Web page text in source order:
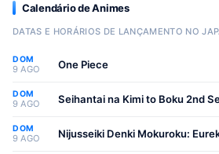
Calendário de Animes
DATAS E HORÁRIOS DE LANÇAMENTO NO
DOM
9 AGO One Piece
DOM
9 AGO Seihantai na Kimi to Boku 2nd
DOM
9 AGO Nijusseiki Denki Mokuroku: